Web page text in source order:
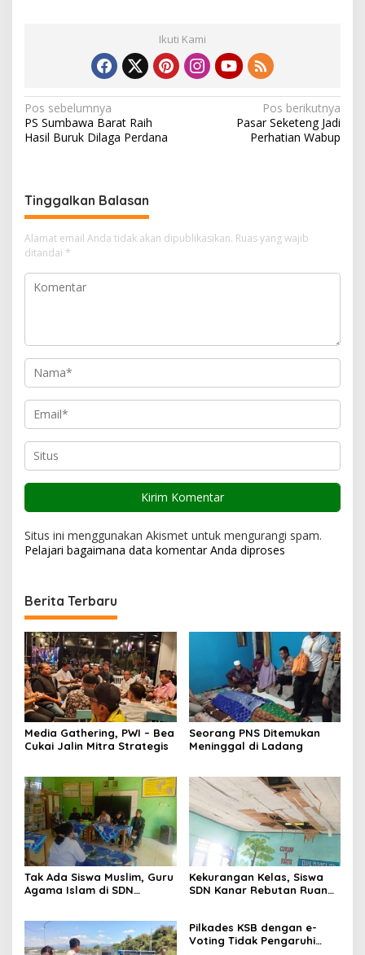
Ikuti Kami
N
a
g
a
s
i
p
s
Pos sebelumnya
PS Sumbawa Barat Raih
Hasil Buruk Dilaga Perdana
Pos berikutnya
Pasar Seketeng Jadi
Perhatian Wabup
Tinggalkan Balasan
Alamat email Anda tidak akan dipublikasikan. Ruas yang wajib
ditandai *
Situs ini menggunakan Akismet untuk mengurangi spam.
Pelajari bagaimana data komentar Anda diproses
Berita Terbaru
Media Gathering, PWI – Bea
Cukai Jalin Mitra Strategis
Seorang PNS Ditemukan
Meninggal di Ladang
Tak Ada Siswa Muslim, Guru
Agama Islam di SDN
Kekurangan Kelas, Siswa
SDN Kanar Rebutan Ruang
Pilkades KSB dengan e-
Voting Tidak Pengaruhi